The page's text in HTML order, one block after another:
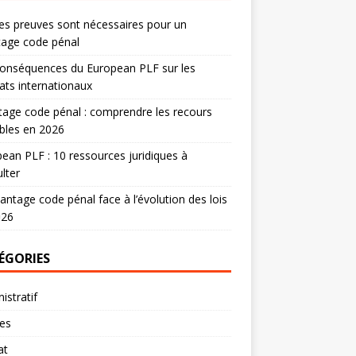
preuves sont nécessaires pour un
code pénal
du European PLF sur les
internationaux
code pénal : comprendre les recours
en 2026
PLF : 10 ressources juridiques à
code pénal face à l’évolution des lois